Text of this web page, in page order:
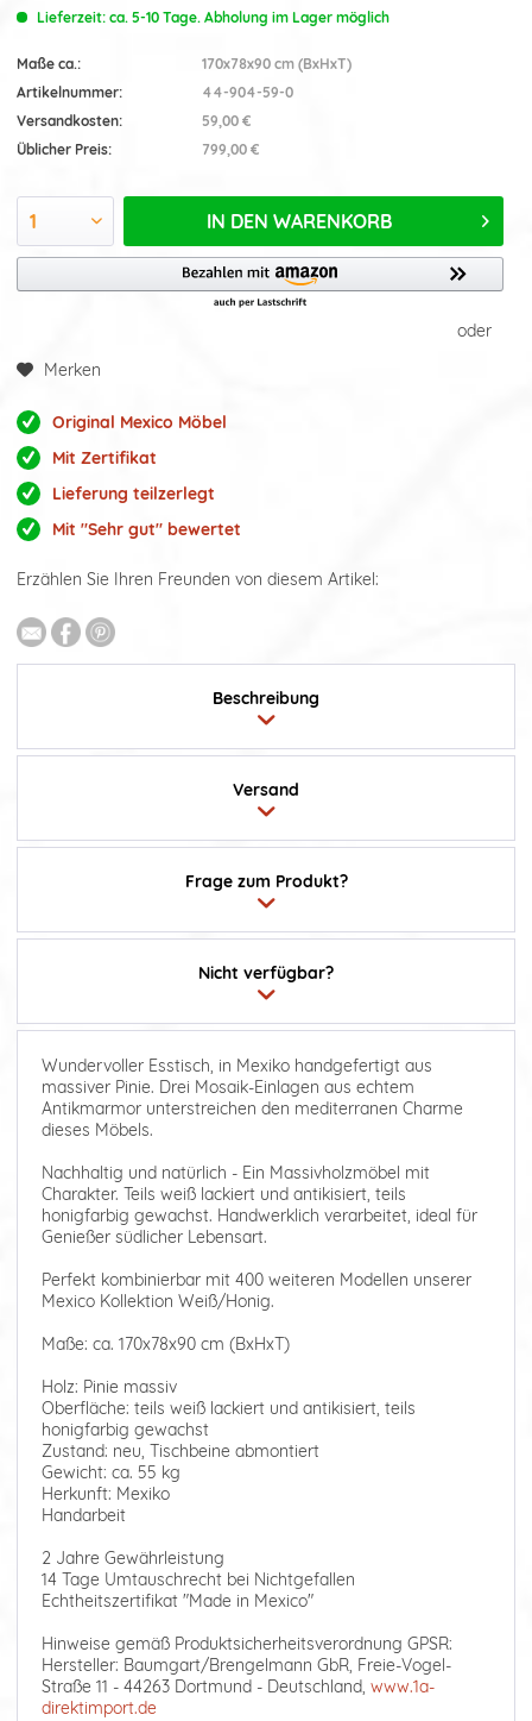
Lieferzeit: ca. 5-10 Tage. Abholung im Lager möglich
Maße ca.:
170x78x90 cm (BxHxT)
Artikelnummer:
44-904-59-0
Versandkosten:
59,00 €
Üblicher Preis:
799,00 €
IN DEN WARENKORB
oder
Merken
Original Mexico Möbel
Mit Zertifikat
Lieferung teilzerlegt
Mit "Sehr gut" bewertet
Erzählen Sie Ihren Freunden von diesem Artikel:
Beschreibung
Frage zum Produkt?
Versand
Nicht verfügbar?
Wundervoller Esstisch, in Mexiko handgefertigt aus
massiver Pinie. Drei Mosaik-Einlagen aus echtem
Antikmarmor unterstreichen den mediterranen Charme
dieses Möbels.
Nachhaltig und natürlich - Ein Massivholzmöbel mit
Charakter. Teils weiß lackiert und antikisiert, teils
honigfarbig gewachst. Handwerklich verarbeitet, ideal für
Genießer südlicher Lebensart.
Perfekt kombinierbar mit 400 weiteren Modellen unserer
Mexico Kollektion Weiß/Honig.
Maße: ca. 170x78x90 cm (BxHxT)
Holz: Pinie massiv
Oberfläche: teils weiß lackiert und antikisiert, teils
honigfarbig gewachst
Zustand: neu, Tischbeine abmontiert
Gewicht: ca. 55 kg
Herkunft: Mexiko
Handarbeit
2 Jahre Gewährleistung
14 Tage Umtauschrecht bei Nichtgefallen
Echtheitszertifikat "Made in Mexico"
Hinweise gemäß Produktsicherheitsverordnung GPSR:
Hersteller: Baumgart/Brengelmann GbR, Freie-Vogel-
Straße 11 - 44263 Dortmund - Deutschland, www.1a-
direktimport.de